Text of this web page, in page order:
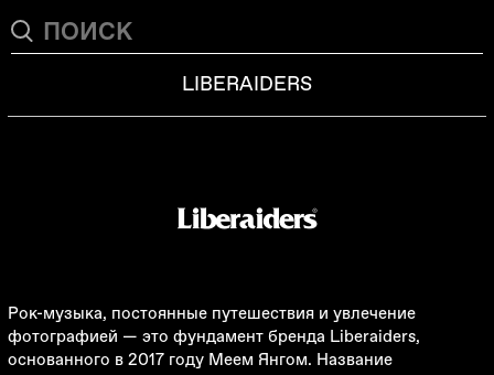
LIBERAIDERS
Рок-музыка, постоянные путешествия и увлечение
фотографией — это фундамент бренда Liberaiders,
основанного в 2017 году Меем Янгом. Название